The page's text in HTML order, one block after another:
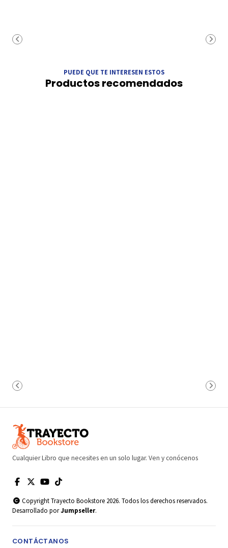
PUEDE QUE TE INTERESEN ESTOS
Productos recomendados
Cualquier Libro que necesites en un solo lugar. Ven y conócenos
Copyright Trayecto Bookstore 2026. Todos los derechos reservados.
Desarrollado porJumpseller.
CONTÁCTANOS